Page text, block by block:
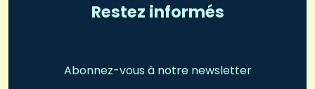
Restez informés
Abonnez-vous à notre newsletter